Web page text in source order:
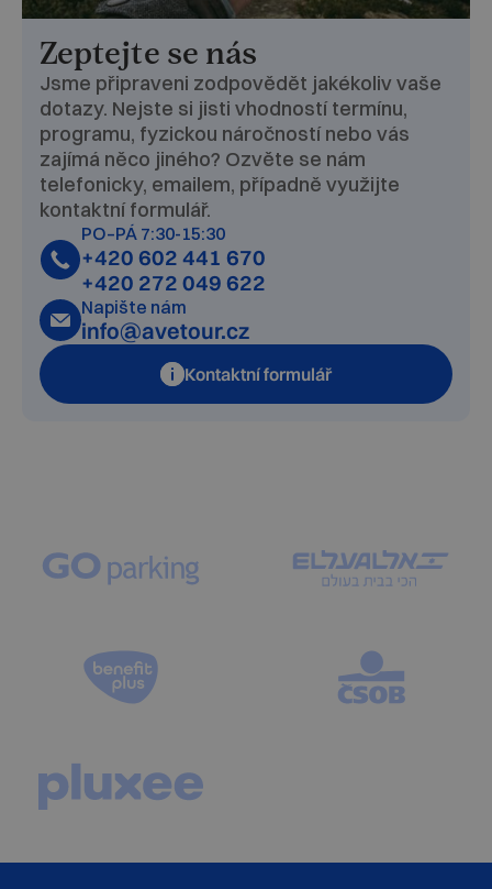
Zeptejte se nás
Jsme připraveni zodpovědět jakékoliv vaše
dotazy. Nejste si jisti vhodností termínu,
programu, fyzickou náročností nebo vás
zajímá něco jiného? Ozvěte se nám
telefonicky, emailem, případně využijte
kontaktní formulář.
PO–PÁ 7:30-15:30
+420 602 441 670
+420 272 049 622
Napište nám
info@avetour.cz
Kontaktní formulář